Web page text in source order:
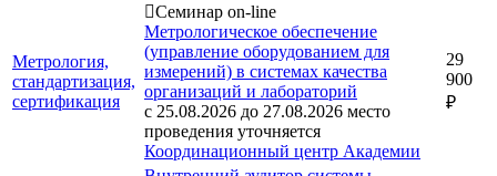
Метрология,
стандартизация,
сертификация
Семинар on-line
Метрологическое обеспечение
(управление оборудованием для
измерений) в системах качества
организаций и лабораторий
с 25.08.2026 до 27.08.2026 место
проведения уточняется
Координационный центр Академии
29
900
₽